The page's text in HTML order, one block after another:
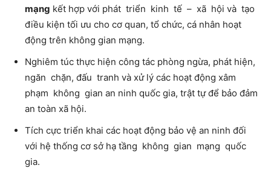
mạng kết hợp với phát triển kinh tế – xã hội và tạo
điều kiện tối ưu cho cơ quan, tổ chức, cá nhân hoạt
động trên không gian mạng.
Nghiêm túc thực hiện công tác phòng ngừa, phát hiện,
ngăn chặn, đấu tranh và xử lý các hoạt động xâm
phạm không gian an ninh quốc gia, trật tự để bảo đảm
an toàn xã hội.
Tích cực triển khai các hoạt động bảo vệ an ninh đối
với hệ thống cơ sở hạ tầng không gian mạng quốc
gia.